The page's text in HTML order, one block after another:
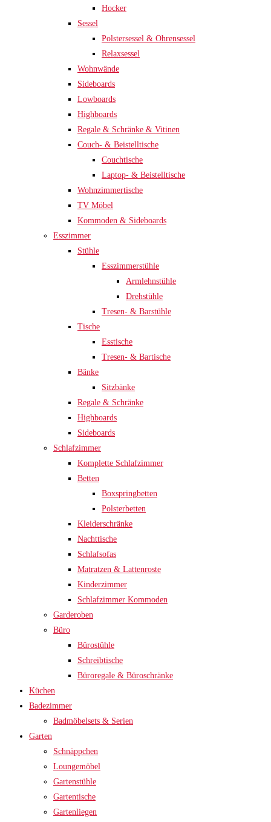
Hocker
Sessel
Polstersessel & Ohrensessel
Relaxsessel
Wohnwände
Sideboards
Lowboards
Highboards
Regale & Schränke & Vitinen
Couch- & Beistelltische
Couchtische
Laptop- & Beistelltische
Wohnzimmertische
TV Möbel
Kommoden & Sideboards
Esszimmer
Stühle
Esszimmerstühle
Armlehnstühle
Drehstühle
Tresen- & Barstühle
Tische
Esstische
Tresen- & Bartische
Bänke
Sitzbänke
Regale & Schränke
Highboards
Sideboards
Schlafzimmer
Komplette Schlafzimmer
Betten
Boxspringbetten
Polsterbetten
Kleiderschränke
Nachttische
Schlafsofas
Matratzen & Lattenroste
Kinderzimmer
Schlafzimmer Kommoden
Garderoben
Büro
Bürostühle
Schreibtische
Büroregale & Büroschränke
Küchen
Badezimmer
Badmöbelsets & Serien
Garten
Schnäppchen
Loungemöbel
Gartenstühle
Gartentische
Gartenliegen